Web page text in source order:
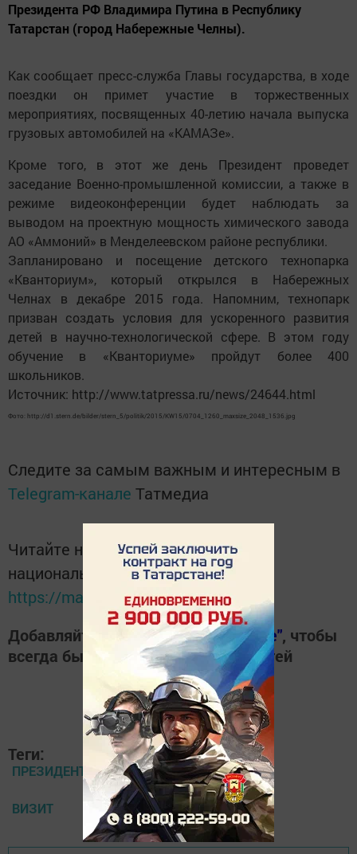
Президента РФ Владимира Путина в Республику
Татарстан (город Набережные Челны).
Как сообщает пресс-служба Главы государства, в ходе
поездки он примет участие в торжественных
мероприятиях, посвященных 40-летию начала выпуска
грузовых автомобилей на «КАМАЗе».
Кроме того, в этот же день Президент проведет
заседание Военно-промышленной комиссии, а также в
режиме видеоконференции будет наблюдать за
выводом на проектную мощность химического завода
АО «Аммоний» в Менделеевском районе республики.
Запланировано и посещение детского технопарка
«Кванториум», который открылся в Набережных
Челнах в декабре 2015 года. Напомним, технопарк
призван создать условия для ускоренного развития
детей в научно-технологической сфере. В этом году
обучение в «Кванториуме» пройдут более 400
школьников.
Источник: http://www.tatpressa.ru/news/24644.html
Фото: http://d1.stern.de/bilder/stern_5/politik/2015/KW15/0704_1260_maxsize_2048_1536.jpg
Следите за самым важным и интересным в
Telegram-канале Татмедиа
Читайте новости Татарстана в
национальном мессенджере MАХ:
https://max.ru/tatmedia
Добавляйте наш сайт в"Избранные", чтобы
всегда быть в курсе свежих новостей
Теги:
ПРЕЗИДЕНТ
ВИЗИТ